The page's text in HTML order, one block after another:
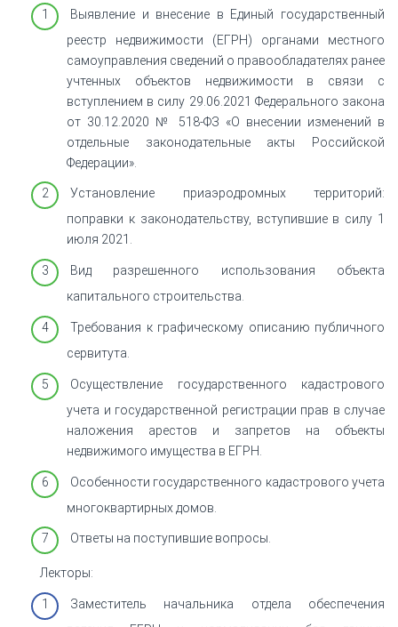
Выявление и внесение в Единый государственный
реестр недвижимости (ЕГРН) органами местного
самоуправления сведений о правообладателях ранее
учтенных объектов недвижимости в связи с
вступлением в силу 29.06.2021 Федерального закона
от 30.12.2020 № 518-ФЗ «О внесении изменений в
отдельные законодательные акты Российской
Федерации».
Установление приаэродромных территорий:
поправки к законодательству, вступившие в силу 1
июля 2021.
Вид разрешенного использования объекта
капитального строительства.
Требования к графическому описанию публичного
сервитута.
Осуществление государственного кадастрового
учета и государственной регистрации прав в случае
наложения арестов и запретов на объекты
недвижимого имущества в ЕГРН.
Особенности государственного кадастрового учета
многоквартирных домов.
Ответы на поступившие вопросы.
Лекторы:
Заместитель начальника отдела обеспечения